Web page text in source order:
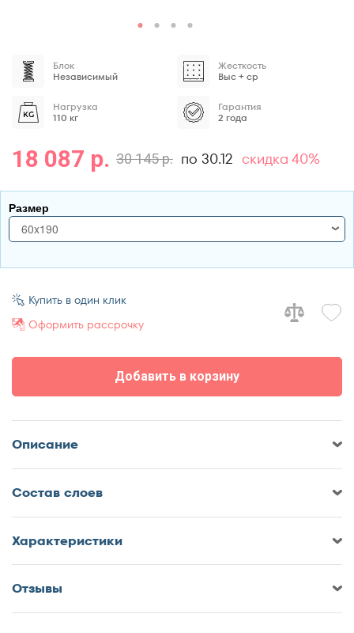
Блок
Независимый
Жесткость
Выс + ср
Нагрузка
110 кг
Гарантия
2 года
30 145 р.
18 087 р. по 30.12 скидка 40%
Размер
60x190
60x190
70x170
70x180
70x190
75x190
75x200
80x180
80x185
80x186
80x190
Добавить в корзину
Купить в один клик
Оформить рассрочку
Описание
Cостав слоев
Характеристики
Отзывы
Оставить отзыв о Матрас